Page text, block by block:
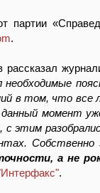
партии
.
в том, что все
момент
, с этим
Собственно
а не
.